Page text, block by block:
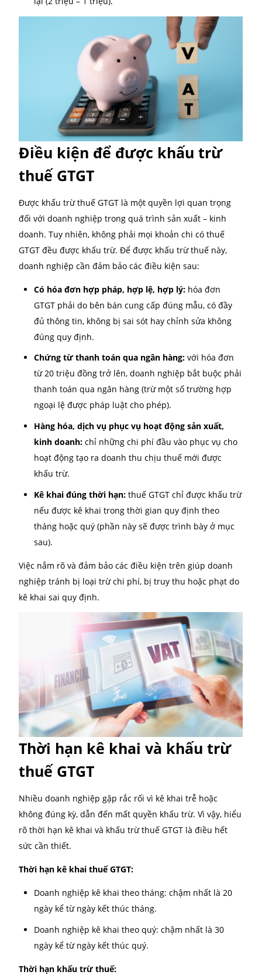
Doanh nghiệp A mua nguyên vật liệu hết 10
đồng, trong đó thuế GTGT là 1 triệu đồng (đầu
Sau đó, A bán sản phẩm với giá 20 triệu đồng,
GTGT là 2 triệu đồng (đầu ra).
Khi kê khai thuế, A được khấu trừ 1 triệu đồng
đầu vào, và chỉ phải nộp 1 triệu đồng thuế
lại (2 triệu – 1 triệu).
Điều kiện để được khấu trừ
thuế GTGT
Được khấu trừ thuế GTGT là một quyền lợi quan
đối với doanh nghiệp trong quá trình sản xuất –
doanh. Tuy nhiên, không phải mọi khoản chi có thuế
GTGT đều được khấu trừ. Để được khấu trừ thuế
doanh nghiệp cần đảm bảo các điều kiện sau:
Có hóa đơn hợp pháp, hợp lệ, hợp lý:
GTGT phải do bên bán cung cấp đúng mẫu, có
đủ thông tin, không bị sai sót hay chỉnh sửa
đúng quy định.
từ 20 triệu đồng trở lên, doanh nghiệp bắt buộc
thanh toán qua ngân hàng (trừ một số trường
ngoại lệ được pháp luật cho phép).
Hàng hóa, dịch vụ phục vụ hoạt động sản xuất,
kinh doanh:
chỉ những chi phí đầu vào phục vụ
hoạt động tạo ra doanh thu chịu thuế mới được
khấu trừ.
Kê khai đúng thời hạn:thuế GTGT chỉ được
nếu được kê khai trong thời gian quy định theo
tháng hoặc quý (phần này sẽ được trình bày ở
sau).
Việc nắm rõ và đảm bảo các điều kiện trên giúp
nghiệp tránh bị loại trừ chi phí, bị truy thu hoặc
kê khai sai quy định.